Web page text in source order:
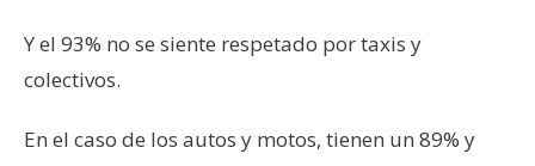
Y el 93% no se siente respetado por taxis y
colectivos.
En el caso de los autos y motos, tienen un 89% y